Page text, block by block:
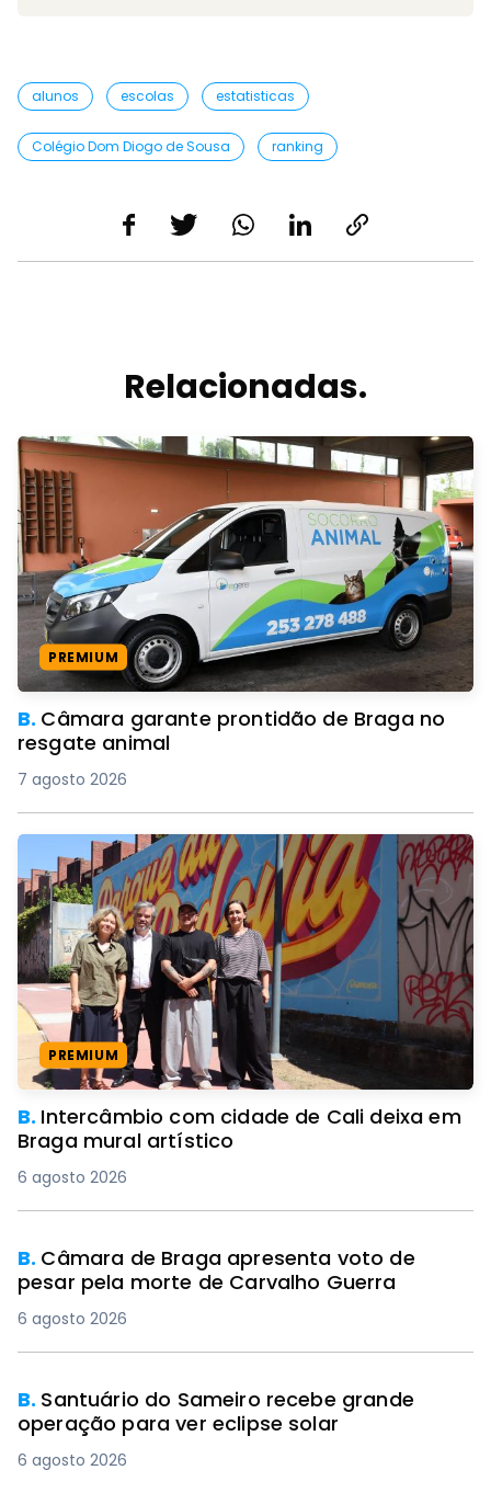
alunos escolas estatisticas
Colégio Dom Diogo de Sousa ranking
Relacionadas.
PREMIUM
B. Câmara garante prontidão de Braga no
resgate animal
7 agosto 2026
PREMIUM
B. Intercâmbio com cidade de Cali deixa em
Braga mural artístico
6 agosto 2026
B. Câmara de Braga apresenta voto de
pesar pela morte de Carvalho Guerra
6 agosto 2026
B. Santuário do Sameiro recebe grande
operação para ver eclipse solar
6 agosto 2026